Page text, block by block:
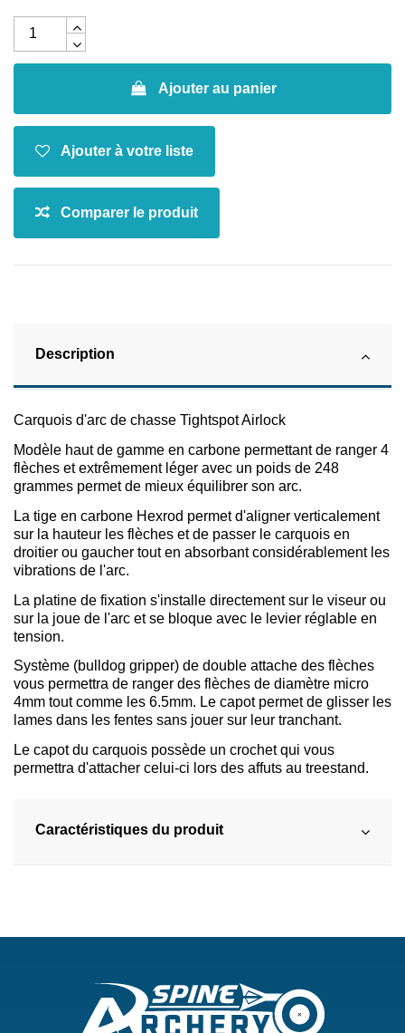
Ajouter au panier
Description
Carquois d'arc de chasse Tightspot Airlock
Modèle haut de gamme en carbone permettant de ranger 4
flèches et extrêmement léger avec un poids de 248
grammes permet de mieux équilibrer son arc.
La tige en carbone Hexrod permet d'aligner verticalement
sur la hauteur les flèches et de passer le carquois en
droitier ou gaucher tout en absorbant considérablement les
vibrations de l'arc.
La platine de fixation s'installe directement sur le viseur ou
sur la joue de l'arc et se bloque avec le levier réglable en
tension.
Système (bulldog gripper) de double attache des flèches
vous permettra de ranger des flèches de diamètre micro
4mm tout comme les 6.5mm. Le capot permet de glisser les
lames dans les fentes sans jouer sur leur tranchant.
Le capot du carquois possède un crochet qui vous
permettra d'attacher celui-ci lors des affuts au treestand.
Caractéristiques du produit